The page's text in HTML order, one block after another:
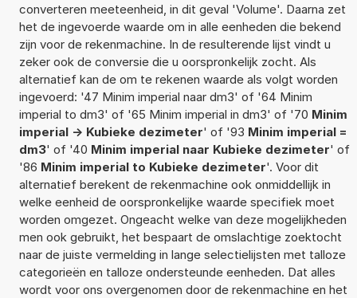
converteren meeteenheid, in dit geval 'Volume'. Daarna zet
het de ingevoerde waarde om in alle eenheden die bekend
zijn voor de rekenmachine. In de resulterende lijst vindt u
zeker ook de conversie die u oorspronkelijk zocht. Als
alternatief kan de om te rekenen waarde als volgt worden
ingevoerd: '47 Minim imperial naar dm3' of '64 Minim
imperial to dm3' of '65 Minim imperial in dm3' of '70 Minim
imperial -> Kubieke dezimeter' of '93 Minim imperial =
dm3' of '40 Minim imperial naar Kubieke dezimeter' of
'86 Minim imperial to Kubieke dezimeter'. Voor dit
alternatief berekent de rekenmachine ook onmiddellijk in
welke eenheid de oorspronkelijke waarde specifiek moet
worden omgezet. Ongeacht welke van deze mogelijkheden
men ook gebruikt, het bespaart de omslachtige zoektocht
naar de juiste vermelding in lange selectielijsten met talloze
categorieën en talloze ondersteunde eenheden. Dat alles
wordt voor ons overgenomen door de rekenmachine en het